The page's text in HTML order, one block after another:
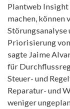
Plantweb Insight
machen, können
Priorisierung
sagte Jaime
für
Steuer- und
Reparatur- und
weniger